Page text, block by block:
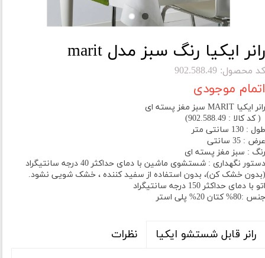
رانر ایکیا رنگ سبز مدل marit
کد محصول: 902.588.49
اتمام موجودی
رانر ایکیا MARIT سبز مغز پسته ای
( کد کالا : 902.588.49)
طول : 130 سانتی متر
عرض : 35 سانتی
رنگ : سبز مغز پسته ای
دستور نگهداری : شستشوی ماشین با دمای حداکثر 40 درجه سانتیگراد
(بدون خشک کن)، بدون استفاده از سفید کننده ، خشک شویی نشود.
اتو با دمای حداکثر 150 درجه سانتیگراد
جنس :80% کتان 20% پلی استر
رانر قابل شستشو ایکیا نظرات